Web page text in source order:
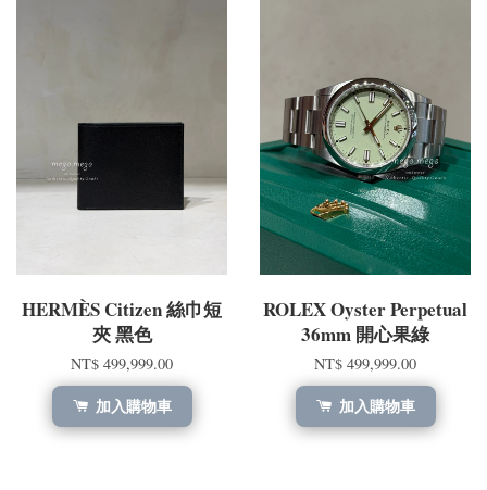
HERMÈS Citizen 絲巾短
夾 黑色
NT$ 499,999.00
加入購物車
ROLEX Oyster Perpetual
36mm 開心果綠
NT$ 499,999.00
加入購物車